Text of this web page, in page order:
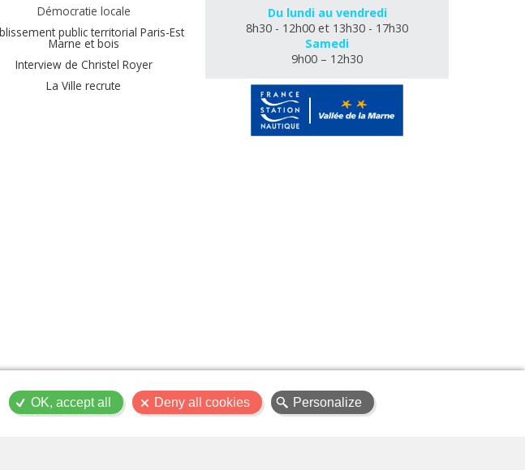
Démocratie locale
public territorial Paris-Est
Marne et bois
Interview de Christel Royer
La Ville recrute
Du lundi au vendredi
8h30 - 12h00 et 13h30 - 17h30
Samedi
9h00 – 12h30
MENTIONS LÉGALES
OK, accept all Deny all cookies Personalize